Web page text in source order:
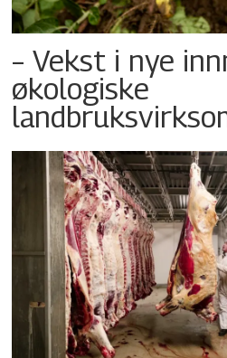
– Vekst i nye
økologiske